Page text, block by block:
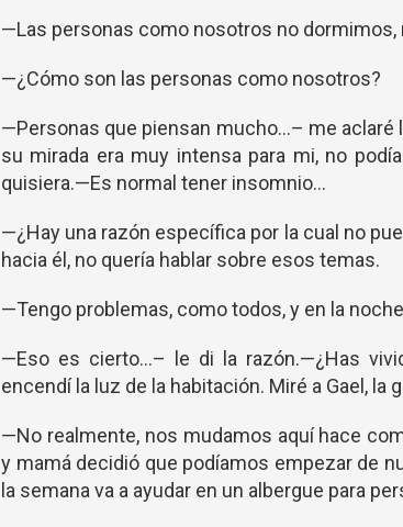
—Las personas como nosotros no dormimos,
—¿Cómo son las personas como nosotros?
—Personas que piensan mucho...– me aclaré
su mirada era muy intensa para mi, no
quisiera.—Es normal tener insomnio...
—¿Hay una razón específica por la cual no
hacia él, no quería hablar sobre esos temas.
—Tengo problemas, como todos, y en la
—Eso es cierto...– le di la razón.—¿Has
encendí la luz de la habitación. Miré a Gael, la
—No realmente, nos mudamos aquí hace
y mamá decidió que podíamos empezar de
la semana va a ayudar en un albergue para